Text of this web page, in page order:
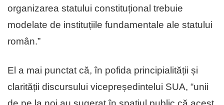
organizarea statului constituțional trebuie
modelate de instituțiile fundamentale ale statului
român.”
El a mai punctat că, în pofida principialității și
clarității discursului vicepreședintelui SUA, “unii